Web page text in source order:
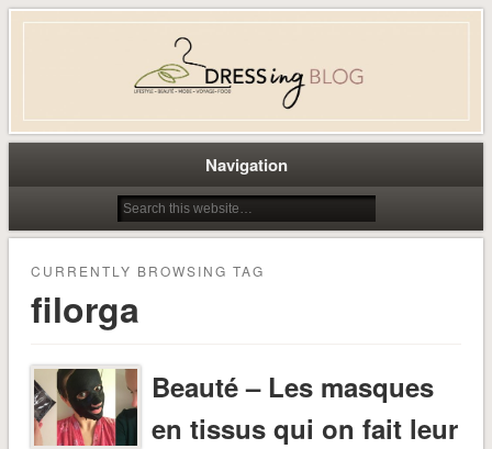
Dress-ing – Blog lifestyle beauté
mode à Caen
Navigation
CURRENTLY BROWSING TAG
filorga
Beauté – Les masques
en tissus qui on fait leur